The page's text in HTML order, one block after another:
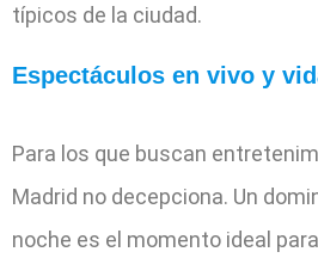
típicos de la ciudad.
Espectáculos en vivo y
Para los que buscan
Madrid no decepciona. Un
noche es el momento ideal